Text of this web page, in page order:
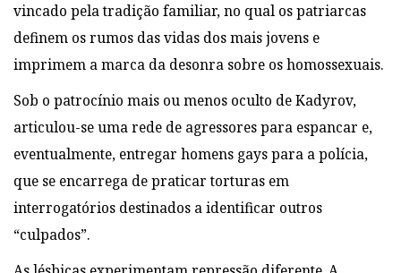
vincado pela tradição familiar, no qual os patriarcas
definem os rumos das vidas dosmais jovens e
imprimem a marca da desonra sobre os homossexuais.
Sob o patrocínio mais ou menos oculto de Kadyrov,
articulou-se umarede de agressores para espancar e,
eventualmente, entregar homens gays para apolícia,
que se encarrega de praticar torturas em
interrogatórios destinados a identificar outros
“culpados”.